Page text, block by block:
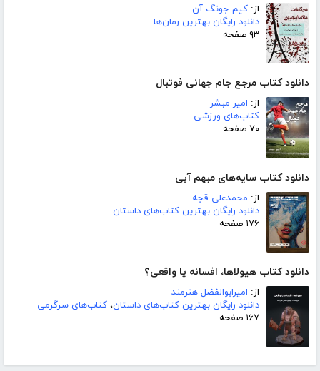
از: کیم جونگ آن
دانلود رایگان بهترین رمان‌ها
۹۳ صفحه
دانلود کتاب مرجع جام جهانی فوتبال
از: امیر مبشر
کتاب‌های ورزشی
۷۰ صفحه
دانلود کتاب سایه‌های مبهم آبی
از: محمدعلی قجه
دانلود رایگان بهترین کتاب‌های داستان
۱۷۶ صفحه
دانلود کتاب هیولاها، افسانه یا واقعی؟
از: امیرابوالفضل هنرمند
دانلود رایگان بهترین کتاب‌های داستان، کتاب‌های سرگرمی
۱۶۷ صفحه